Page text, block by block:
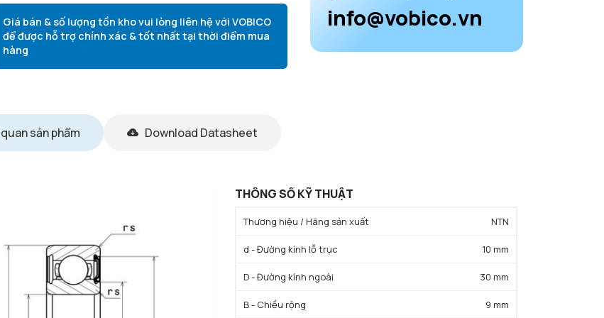
Giá bán & số lượng tồn kho vui lòng liên hệ với VOBICO
để được hỗ trợ chính xác & tốt nhất tại thời điểm mua
hàng
info@vobico.vn
sản phẩm Download Datasheet
THÔNG SỐ KỸ THUẬT
Thương hiệu / Hãng sản xuất NTN
d - Đường kính lỗ trục 10 mm
D - Đường kính ngoài 30 mm
B - Chiều rộng 9 mm